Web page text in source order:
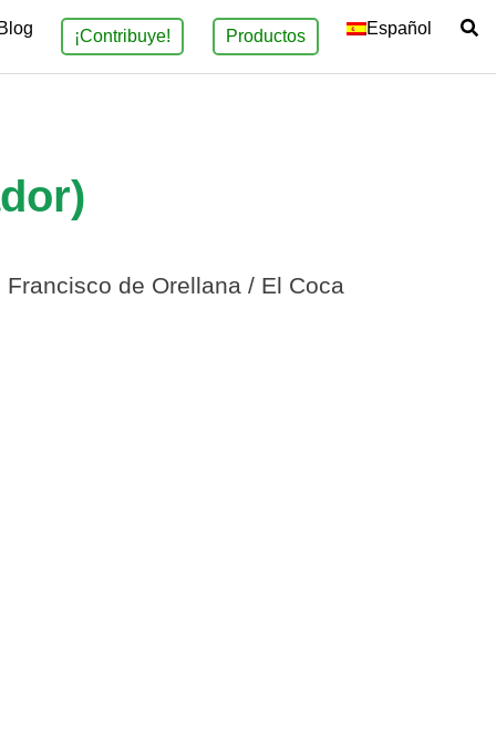
Blog ¡Contribuye! Productos Español
de Orellana / El Coca